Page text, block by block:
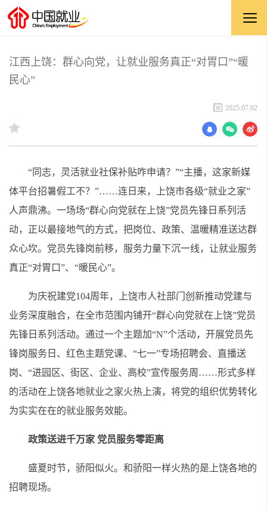
江西上饶：群心向党，让就业服务真正“对胃口”“暖
民心”
2025.07.02
“同志，灵活就业社保补贴咋申请？”“主播，这家新媒
体平台招暑假工不？”……连日来，上饶市各级“就业之家”
人声鼎沸。一场场“群心向党就在上饶”党员先锋日系列活
动，正以最接地气的方式，把岗位、政策、温暖精准送达群
众心坎。党员先锋岗前移，服务力量下沉一线，让就业服务
真正“对胃口”、“暖民心”。
为庆祝建党104周年，上饶市人社部门创新推动党建与
业务深度融合，在全市范围内铺开“群心向党就在上饶”党员
先锋日系列活动。通过一个主题加“N”个活动，开展党员先
锋岗服务日、红色主题党课、“七一”专场招聘会、直播送
岗、“进园区、街区、企业、高校”宣传服务周……形式多样
的活动在上饶各地就业之家火热上演，将党的组织优势转化
为实实在在的就业服务效能。
政策送进千万家 党员服务零距离
盛夏时节，骄阳似火。和骄阳一样火热的是上饶各地的
招聘现场。